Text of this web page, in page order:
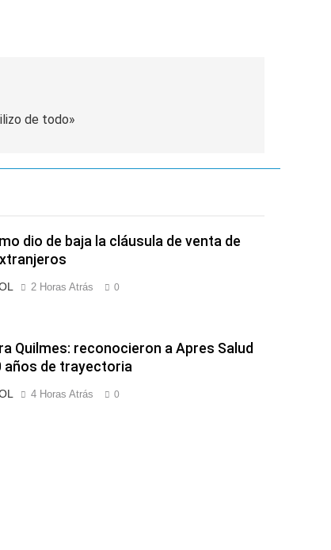
de todo»
dio de baja la cláusula de venta de
2 Horas Atrás 0
Quilmes: reconocieron a Apres Salud
años de trayectoria
4 Horas Atrás 0